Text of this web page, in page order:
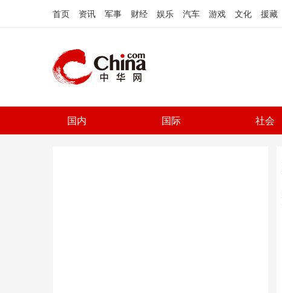
首页 资讯 军事 财经 娱乐 汽车 游戏 文化 援藏
国内 国际 社会